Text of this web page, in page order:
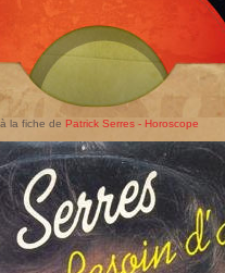
la fiche de Patrick Serres - Horoscope